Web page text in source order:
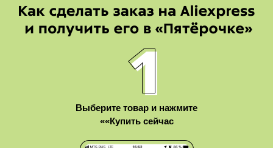
Выберите товар и нажмите
«Купить сейчас»